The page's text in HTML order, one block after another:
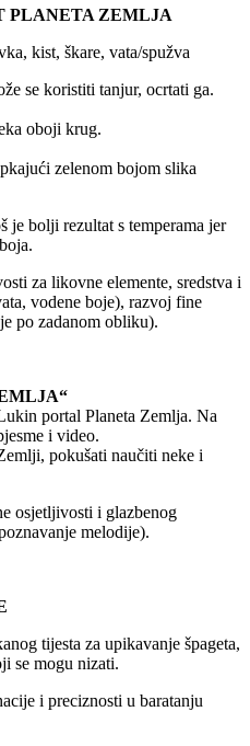
PLANETA ZEMLJA
kist, škare, vata/spužva
se koristiti tanjur, ocrtati ga.
oboji krug.
zelenom bojom slika
je bolji rezultat s temperama jer
za likovne elemente, sredstva i
vodene boje), razvoj fine
po zadanom obliku).
portal Planeta Zemlja. Na
i video.
pokušati naučiti neke i
osjetljivosti i glazbenog
melodije).
tijesta za upikavanje špageta,
se mogu nizati.
i preciznosti u baratanju